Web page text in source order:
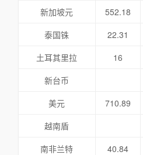
新加坡元
552.18
泰国铢
22.31
土耳其里拉
16
新台币
美元
710.89
越南盾
南非兰特
40.84